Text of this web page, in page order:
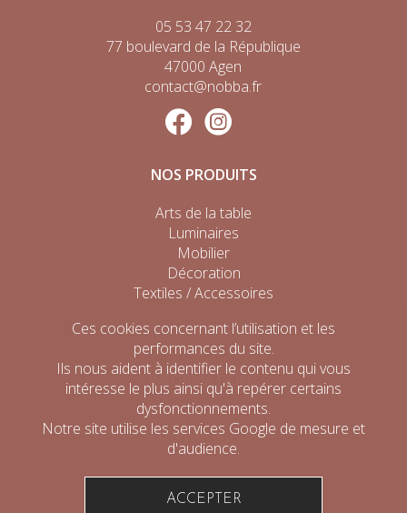
05 53 47 22 32
77 boulevard de la République
47000 Agen
contact@nobba.fr
NOS PRODUITS
Arts de la table
Luminaires
Mobilier
Décoration
Textiles / Accessoires
Tous les produits
INFORMATIONS
Mon compte
Mentions légales
C.G.V
Ces cookies concernant l’utilisation et les
performances du site.
Ils nous aident à identifier le contenu qui vous
intéresse le plus ainsi qu'à repérer certains
dysfonctionnements.
Notre site utilise les services Google de mesure et
d'audience.
ACCEPTER